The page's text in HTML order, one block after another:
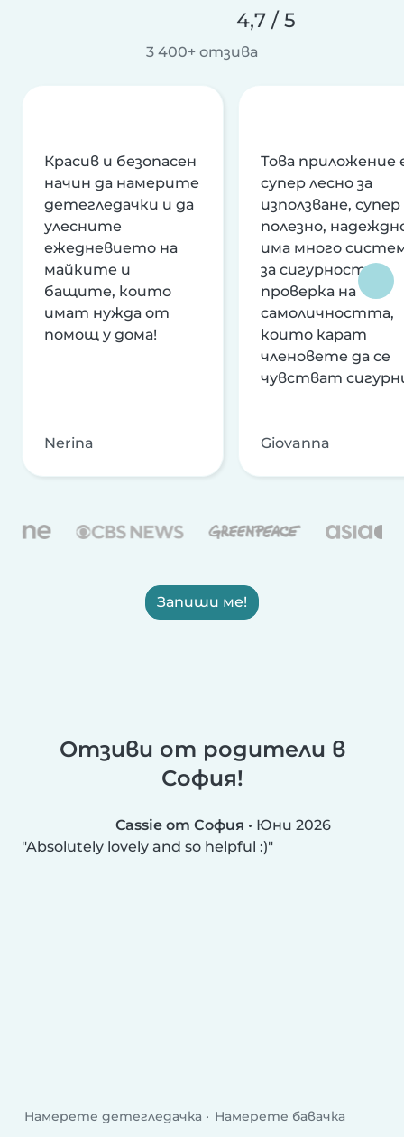
4,7 / 5
3 400+ отзива
Красив и безопасен
начин да намерите
детегледачки и да
улесните
ежедневието на
майките и
бащите, които
имат нужда от
помощ у дома!
Nerina
Това приложение
супер лесно за
използване, супер
полезно,
има много
за сигурност и
проверка на
самоличността,
които карат
членовете да се
чувстват
Giovanna
Запиши ме!
Отзиви от родители в
София!
Cassie от София • Юни 2026
Absolutely lovely and so helpful :)
Намерете детегледачка Намерете бавачка